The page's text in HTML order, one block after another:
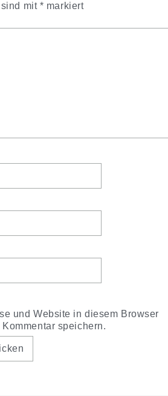
mit * markiert
und Website in diesem Browser
speichern.